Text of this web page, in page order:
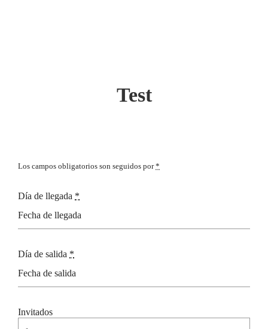
Test
Los campos obligatorios son seguidos por*
Día de llegada *
Día de salida *
Invitados